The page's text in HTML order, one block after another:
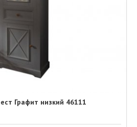
Графит низкий 46111